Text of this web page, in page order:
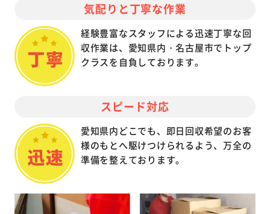
気配りと丁寧な作業
経験豊富なスタッフによる迅速丁寧な回
収作業は、愛知県内・名古屋市でトップ
クラスを自負しております。
スピード対応
愛知県内どこでも、即日回収希望のお客
様のもとへ駆けつけられるよう、万全の
準備を整えております。